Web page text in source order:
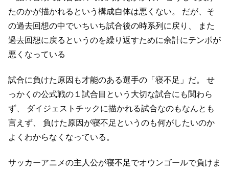
たのかが描かれるという構成自体は悪くない。
だが、そ
の過去回想の中でいちいち試合後の時系列に戻り、
また
過去回想に戻るというのを繰り返すために余計にテンポが
悪くなっている
試合に負けた原因も才能のある選手の「寝不足」だ。
せ
っかくの公式戦の１試合目という大切な試合にも関わら
ず、
ダイジェストチックに描かれる試合なのもなんとも
言えず、
負けた原因が寝不足というのも何がしたいのか
よくわからなくなっている。
サッカーアニメの主人公が寝不足でオウンゴールで負けま